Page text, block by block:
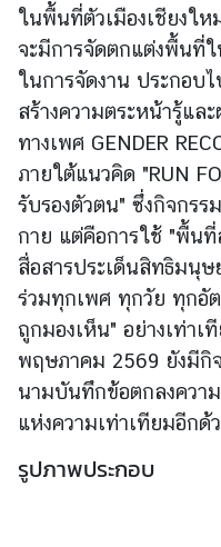
ร้
อ
ง
รี
ย
น
ส
อ
ท
.
|
ส
ญ
ในพื้นที่ตัวเมืองเชียงใ
จะมีการจัดตกแต่งพื้นที่
ในการจัดงาน ประกอบ
สร้างความตระหน้ารู้แ
ทางเพศ GENDER
ภายใต้แนวคิด "RUN
รับรองตัวตน" ซึ่งกิจกรร
กาย แต่คือการใช้ "พื้นที่
สื่อสารประเด็นสิทธิมนุ
ร่วมทุกเพศ ทุกวัย ทุกอั
ถูกมองเห็น" อย่างเท่า
พฤษภาคม 2569 ยังมีกิ
นามบันทึกข้อตกลงควา
แห่งความเท่าเทียมอีกด้
รูปภาพประกอบ